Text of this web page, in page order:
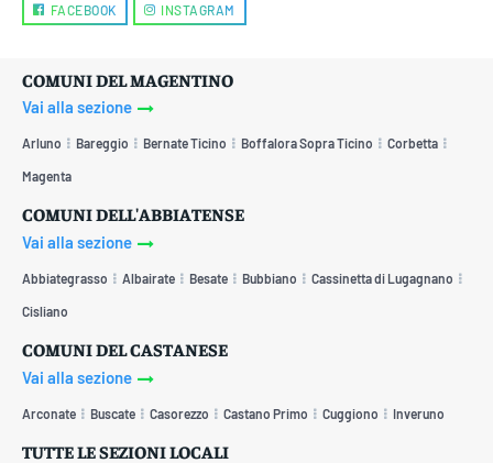
FACEBOOK INSTAGRAM
COMUNI DEL MAGENTINO
Vai alla sezione
Arluno Bareggio Bernate Ticino Boffalora Sopra Ticino Corbetta
Magenta
COMUNI DELL'ABBIATENSE
Vai alla sezione
Abbiategrasso Albairate Besate Bubbiano Cassinetta di Lugagnano
Cisliano
COMUNI DEL CASTANESE
Vai alla sezione
Arconate Buscate Casorezzo Castano Primo Cuggiono Inveruno
TUTTE LE SEZIONI LOCALI